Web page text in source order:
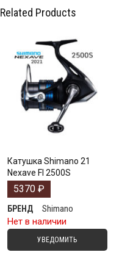
Related Products
Катушка Shimano 21
Nexave FI 2500S
5370 ₽
БРЕНД
Shimano
Нет в наличии
УВЕДОМИТЬ